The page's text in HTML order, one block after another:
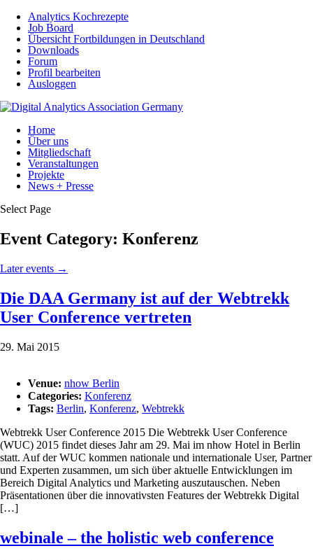
Analytics Kochrezepte
Job Board
Übersicht Fortbildungen in Deutschland
Downloads
Forum
Profil bearbeiten
Ausloggen
Home
Über uns
Mitgliedschaft
Veranstaltungen
Projekte
News + Presse
Select Page
Event Category: Konferenz
Later events →
Die DAA Germany ist auf der Webtrekk
User Conference vertreten
29. Mai 2015
Venue: nhow Berlin
Categories: Konferenz
Tags: Berlin, Konferenz, Webtrekk
Webtrekk User Conference 2015 Die Webtrekk User Conference
(WUC) 2015 findet dieses Jahr am 29. Mai im nhow Hotel in Berlin
statt. Auf der WUC kommen nationale und internationale User, Partner
und Experten zusammen, um sich über aktuelle Entwicklungen im
Bereich Digital Analytics und Marketing auszutauschen. Neben
Präsentationen über die innovativsten Features der Webtrekk Digital
[…]
webinale – the holistic web conference